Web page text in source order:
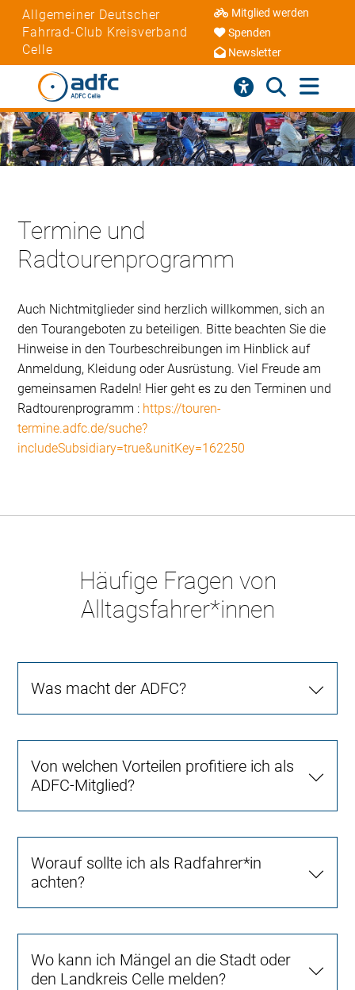
Allgemeiner Deutscher
Fahrrad-Club Kreisverband
Celle
Mitglied werden
Spenden
Newsletter
Termine und
Radtourenprogramm
Auch Nichtmitglieder sind herzlich willkommen, sich an
den Tourangeboten zu beteiligen. Bitte beachten Sie die
Hinweise in den Tourbeschreibungen im Hinblick auf
Anmeldung, Kleidung oder Ausrüstung. Viel Freude am
gemeinsamen Radeln! Hier geht es zu den Terminen und
Radtourenprogramm : https://touren-
termine.adfc.de/suche?
includeSubsidiary=true&unitKey=162250
Häufige Fragen von
Alltagsfahrer*innen
Was macht der ADFC?
Von welchen Vorteilen profitiere ich als
ADFC-Mitglied?
Worauf sollte ich als Radfahrer*in
achten?
Wo kann ich Mängel an die Stadt oder
den Landkreis Celle melden?